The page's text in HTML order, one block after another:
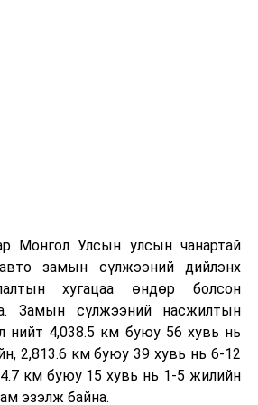
батлагдсан
Монгол Улсын улсын чанартай
замын сүлжээний дийлэнх
хугацаа өндөр болсон
Замын сүлжээний насжилтын
нийт 4,038.5 км буюу 56 хувь нь
2,813.6 км буюу 39 хувь нь 6-12
км буюу 15 хувь нь 1-5 жилийн
эзэлж байна.